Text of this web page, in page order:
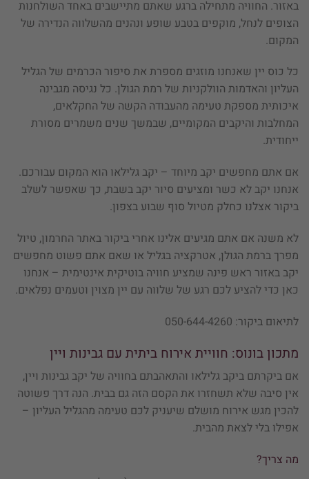
באזור. החוויה מתחילה ברגע שאתם מתיישבים באחד השולחנות
הצופים לנחל, מוקפים בטבע שופע ונהנים מהשלווה הנדירה של
המקום.
כל כוס יין שאנחנו מוזגים מספרת את סיפור הכרמים של הגליל
העליון והאדמות הוולקניות של רמת הגולן. כל נגיסה מגבינה
איכותית מספקת טעימה מהעבודה הקשה של החקלאים,
המחלבות והיקבים המקומיים, שבמשך שנים משמרים מסורת
ייחודית.
אם אתם מחפשים יקב מיוחד – יקב גלילאו הוא המקום עבורכם.
אנחנו יקב לא כשר ומציעים סיור יקב בשבת, כך שאפשר לשלב
ביקור אצלנו כחלק מטיול סוף שבוע בצפון.
לא משנה אם אתם מגיעים אלינו אחרי ביקור באתר החרמון, טיול
מפרך ברמת הגולן, אטרקציה בגליל או שאם אתם פשוט מחפשים
יקב באזור ראש פינה שמציע חוויה בוטיקית אינטימית – אנחנו
כאן כדי להציע לכם רגע של שלווה עם יין מצוין וטעמים נפלאים.
לתיאום ביקור: 050-644-4260
מתכון בונוס: חוויית אירוח ביתית עם גבינות ויין
אם ביקרתם ביקב גלילאו והתאהבתם בחוויה של יקב גבינות ויין,
אין סיבה שלא תשחזרו את הקסם הזה גם בבית. הנה דרך פשוטה
להכין מגש אירוח מושלם שיעניק לכם טעימה מהגליל העליון –
אפילו בלי לצאת מהבית.
מה צריך?